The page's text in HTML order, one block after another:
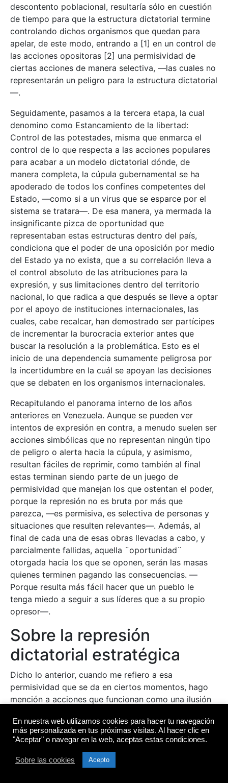
descontento poblacional, resultaría sólo en cuestión
de tiempo para que la estructura dictatorial termine
controlando dichos organismos que quedan para
apelar, de este modo, entrando a [1] en un control de
las acciones opositoras [2] una permisividad de
ciertas acciones de manera selectiva, —las cuales no
representarán un peligro para la estructura dictatorial
—.
Seguidamente, pasamos a la tercera etapa, la cual
denomino como Estancamiento de la libertad:
Control de las potestades, misma que enmarca el
control de lo que respecta a las acciones populares
para acabar a un modelo dictatorial dónde, de
manera completa, la cúpula gubernamental se ha
apoderado de todos los confines competentes del
Estado, —como si a un virus que se esparce por el
sistema se tratara—. De esa manera, ya mermada la
insignificante pizca de oportunidad que
representaban estas estructuras dentro del país,
condiciona que el poder de una oposición por medio
del Estado ya no exista, que a su correlación lleva a
el control absoluto de las atribuciones para la
expresión, y sus limitaciones dentro del territorio
nacional, lo que radica a que después se lleve a optar
por el apoyo de instituciones internacionales, las
cuales, cabe recalcar, han demostrado ser partícipes
de incrementar la burocracia exterior antes que
buscar la resolución a la problemática. Esto es el
inicio de una dependencia sumamente peligrosa por
la incertidumbre en la cuál se apoyan las decisiones
que se debaten en los organismos internacionales.
Recapitulando el panorama interno de los años
anteriores en Venezuela. Aunque se pueden ver
intentos de expresión en contra, a menudo suelen ser
acciones simbólicas que no representan ningún tipo
de peligro o alerta hacia la cúpula, y asimismo,
resultan fáciles de reprimir, como también al final
estas terminan siendo parte de un juego de
permisividad que manejan los que ostentan el poder,
porque la represión no es bruta por más que
parezca, —es permisiva, es selectiva de personas y
situaciones que resulten relevantes—. Además, al
final de cada una de esas obras llevadas a cabo, y
parcialmente fallidas, aquella ¨oportunidad¨
otorgada hacia los que se oponen, serán las masas
quienes terminen pagando las consecuencias. —
Porque resulta más fácil hacer que un pueblo le
tenga miedo a seguir a sus líderes que a su propio
opresor—.
Sobre la represión
dictatorial estratégica
Dicho lo anterior, cuando me refiero a esa
permisividad que se da en ciertos momentos, hago
mención a acciones que funcionan como una ilusión
cosas que las masas creen que siguen en manos de
sus ¨salvadores¨. Tales son estas actividades que
pasaje hacia el cumplimiento de sus objetivos, y que
En nuestra web utilizamos cookies para hacer tu navegación
más personalizada en tus próximas visitas. Al hacer clic en
"Aceptar" o navegar en la web, aceptas estas condiciones.
Sobre las cookies Acepto